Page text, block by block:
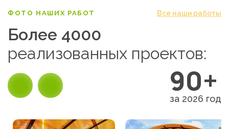
ФОТО НАШИХ РАБОТ Все наши работы
Более 4000
реализованных проектов:
90+
за 2026 год